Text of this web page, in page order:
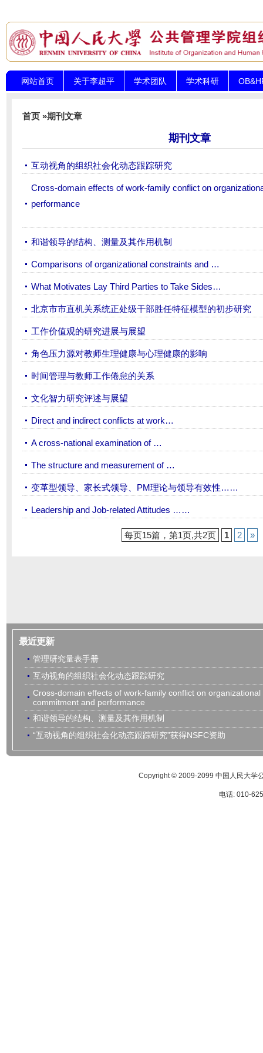
网站首页 关于李超平 学术团队 学术科研
首页»期刊文章
期刊文章
互动视角的组织社会化动态跟踪研究
Cross-domain effects of work-family conflict on
performance
和谐领导的结构、测量及其作用机制
Comparisons of organizational constraints and …
What Motivates Lay Third Parties to Take Sides…
北京市市直机关系统正处级干部胜任特征模型的初步研究
工作价值观的研究进展与展望
角色压力源对教师生理健康与心理健康的影响
时间管理与教师工作倦怠的关系
文化智力研究评述与展望
Direct and indirect conflicts at work…
A cross-national examination of …
The structure and measurement of …
变革型领导、家长式领导、PM理论与领导有效性……
Leadership and Job-related Attitudes ……
每页15篇，第1页,共2页 1 2 »
最近更新
管理研究量表手册
互动视角的组织社会化动态跟踪研究
Cross-domain effects of work-family conflict on organizational
commitment and performance
和谐领导的结构、测量及其作用机制
“互动视角的组织社会化动态跟踪研究”获得NSFC资助
Copyright © 2009-2099 中国人民大学
电话: 010-